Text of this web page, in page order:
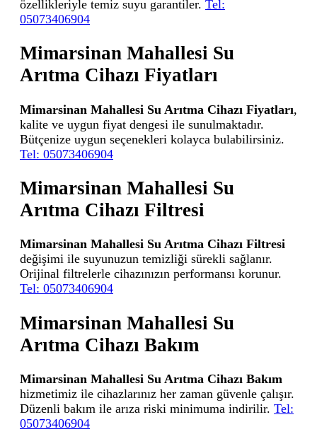
özellikleriyle temiz suyu garantiler. Tel:
05073406904
Mimarsinan Mahallesi Su
Arıtma Cihazı Fiyatları
Mimarsinan Mahallesi Su Arıtma Cihazı Fiyatları,
kalite ve uygun fiyat dengesi ile sunulmaktadır.
Bütçenize uygun seçenekleri kolayca bulabilirsiniz.
Tel: 05073406904
Mimarsinan Mahallesi Su
Arıtma Cihazı Filtresi
Mimarsinan Mahallesi Su Arıtma Cihazı Filtresi
değişimi ile suyunuzun temizliği sürekli sağlanır.
Orijinal filtrelerle cihazınızın performansı korunur.
Tel: 05073406904
Mimarsinan Mahallesi Su
Arıtma Cihazı Bakım
Mimarsinan Mahallesi Su Arıtma Cihazı Bakım
hizmetimiz ile cihazlarınız her zaman güvenle çalışır.
Düzenli bakım ile arıza riski minimuma indirilir. Tel:
05073406904